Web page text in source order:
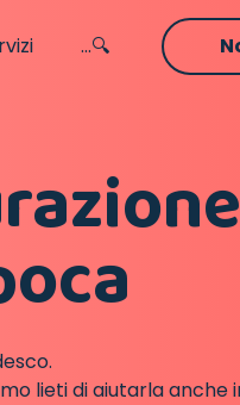
...🔍
lieti di aiutarla anche